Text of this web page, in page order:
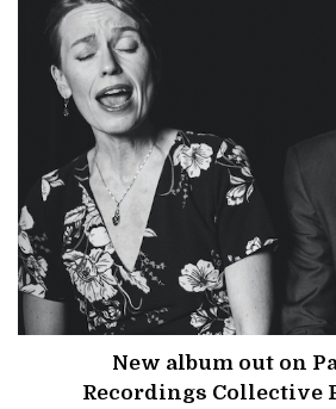
New album out on
Recordings Collective